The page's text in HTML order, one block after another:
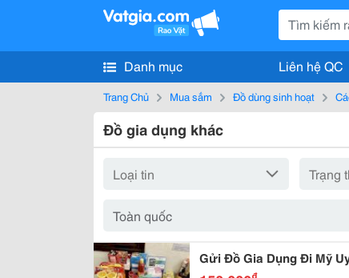
Danh mục Liên hệ QC
Trang Chủ Mua sắm Đồ dùng sinh hoạt
Đồ gia dụng khác
Gửi Đồ Gia Dụng Đi Mỹ